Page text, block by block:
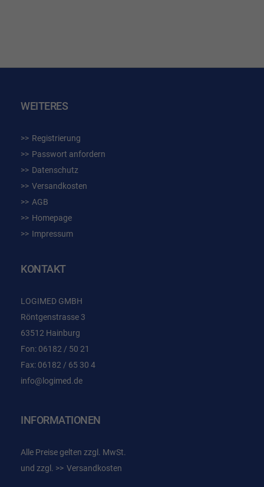
WEITERES
Registrierung
Passwort anfordern
Datenschutz
Versandkosten
AGB
Homepage
Impressum
KONTAKT
LOGIMED GMBH
Röntgenstrasse 3
63512 Hainburg
Fon: 06182 / 50 21
Fax: 06182 / 65 30 4
info@logimed.de
INFORMATIONEN
Alle Preise gelten zzgl. MwSt.
und zzgl.
Versandkosten